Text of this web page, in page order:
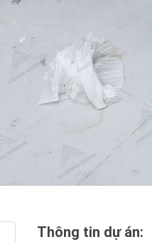
Thông tin dự án: